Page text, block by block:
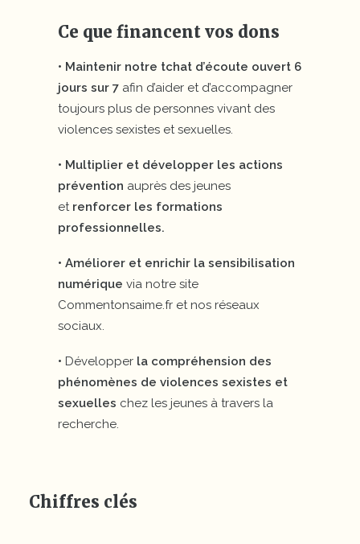
Ce que financent vos dons
• Maintenir notre tchat d’écoute ouvert 6
jours sur 7 afin d’aider et d’accompagner
toujours plus de personnes vivant des
violences sexistes et sexuelles.
• Multiplier et développer les actions
prévention auprès des jeunes
et renforcer les formations
professionnelles.
• Améliorer et enrichir la sensibilisation
numérique via notre site
Commentonsaime.fr et nos réseaux
sociaux.
• Développer la compréhension des
phénomènes de violences sexistes et
sexuelles chez les jeunes à travers la
recherche.
Chiffres clés